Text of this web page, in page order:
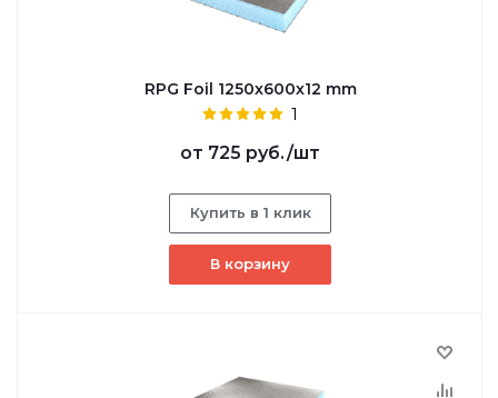
RPG Foil 1250х600х12 mm
1
от 725 руб./шт
Купить в 1 клик
В корзину